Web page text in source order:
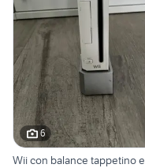
6
Wii con balance tappetino e